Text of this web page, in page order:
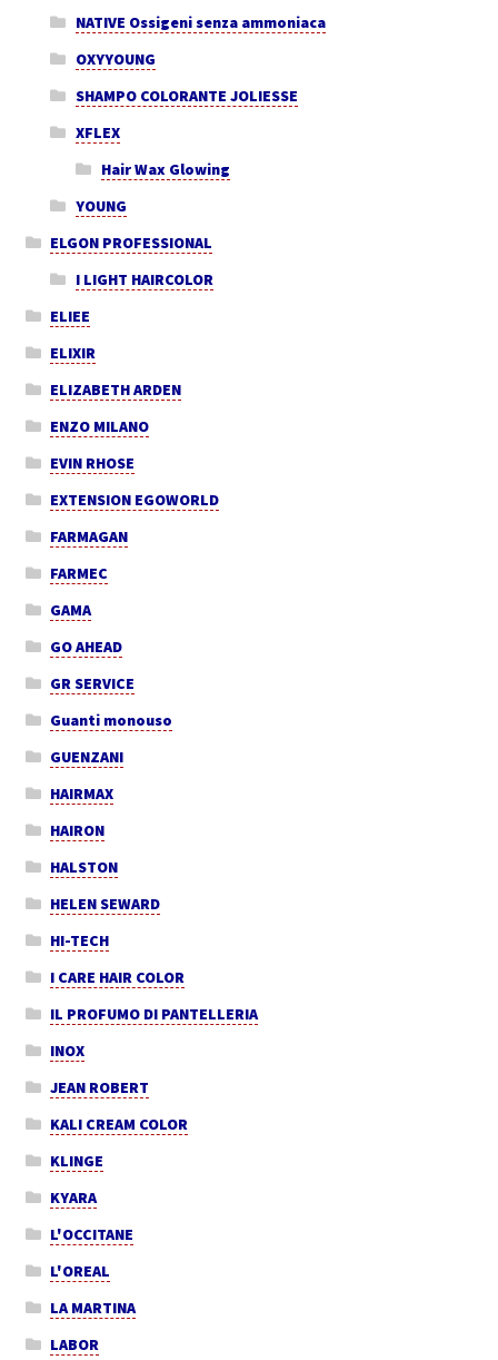
NATIVE Ossigeni senza ammoniaca
OXYYOUNG
SHAMPO COLORANTE JOLIESSE
XFLEX
Hair Wax Glowing
YOUNG
ELGON PROFESSIONAL
I LIGHT HAIRCOLOR
ELIEE
ELIXIR
ELIZABETH ARDEN
ENZO MILANO
EVIN RHOSE
EXTENSION EGOWORLD
FARMAGAN
FARMEC
GAMA
GO AHEAD
GR SERVICE
Guanti monouso
GUENZANI
HAIRMAX
HAIRON
HALSTON
HELEN SEWARD
HI-TECH
I CARE HAIR COLOR
IL PROFUMO DI PANTELLERIA
INOX
JEAN ROBERT
KALI CREAM COLOR
KLINGE
KYARA
L'OCCITANE
L'OREAL
LA MARTINA
LABOR